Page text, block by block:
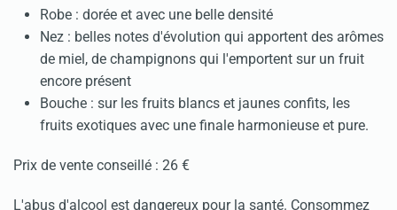
Robe : dorée et avec une belle densité
Nez : belles notes d'évolution qui apportent des arômes
de miel, de champignons qui l'emportent sur un fruit
encore présent
Bouche : sur les fruits blancs et jaunes confits, les
fruits exotiques avec une finale harmonieuse et pure.
Prix de vente conseillé : 26 €
L'abus d'alcool est dangereux pour la santé. Consommez